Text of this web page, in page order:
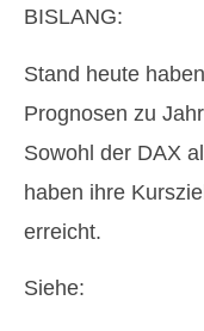
BISLANG:
Stand heute
Prognosen zu
Sowohl der DAX
haben ihre
erreicht.
Siehe: